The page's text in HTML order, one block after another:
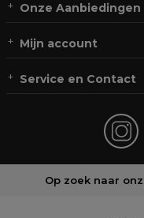
Onze Aanbiedingen
Mijn account
Service en Contact
Op zoek naar